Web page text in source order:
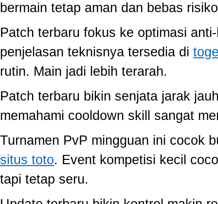
bermain tetap aman dan bebas
Patch terbaru fokus ke optimasi
penjelasan teknisnya tersedia di
rutin. Main jadi lebih terarah.
Patch terbaru bikin senjata jarak
memahami cooldown skill sangat
Turnamen PvP mingguan ini cocok
situs toto. Event kompetisi kecil
tapi tetap seru.